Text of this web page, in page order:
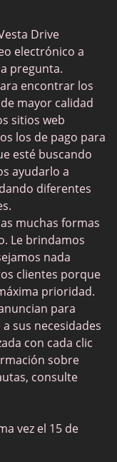
Drive
electrónico a
pregunta.
encontrar los
mayor calidad
sitios web
los de pago para
esté buscando
ayudarlo a
diferentes
muchas formas
Le brindamos
nada
clientes porque
prioridad.
para
sus necesidades
con cada clic
sobre
consulte
vez el 15 de